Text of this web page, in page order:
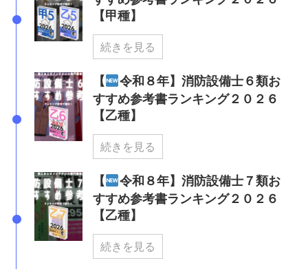
【甲種】
続きを見る
【
令和８年】消防設備士６類お
すすめ参考書ランキング２０２６
【乙種】
続きを見る
【
令和８年】消防設備士７類お
すすめ参考書ランキング２０２６
【乙種】
続きを見る